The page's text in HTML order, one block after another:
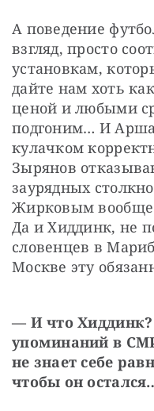
А поведение
взгляд, просто
установкам,
дайте нам хоть
ценой и любыми
подгоним… И
кулачком
Зырянов
заурядных
Жирковым вообще
Да и Хиддинк, не
словенцев в
Москве эту
— И что
упоминаний в
не знает себе
чтобы он